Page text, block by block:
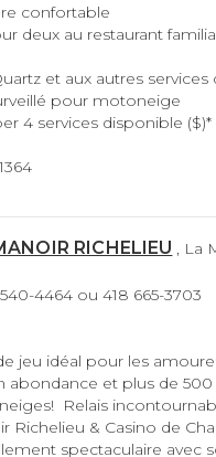
confortable
deux au restaurant
et aux autres services
pour motoneige
4 services disponible ($)*
RICHELIEU , La
540-4464 ou 418 665-3703
jeu idéal pour les
abondance et plus de
Relais
Richelieu & Casino de
spectaculaire avec